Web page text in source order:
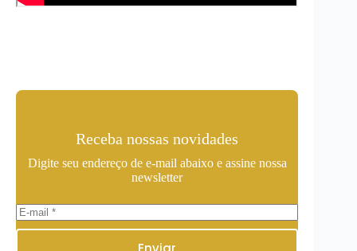
Receba nossas novidades
Digite seu endereço de e-mail abaixo e assine nossa
newsletter